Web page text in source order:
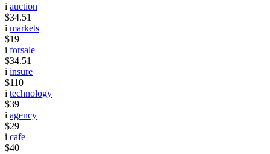
i auction
$34.51
i markets
$19
i forsale
$34.51
i insure
$110
i technology
$39
i agency
$29
i cafe
$40